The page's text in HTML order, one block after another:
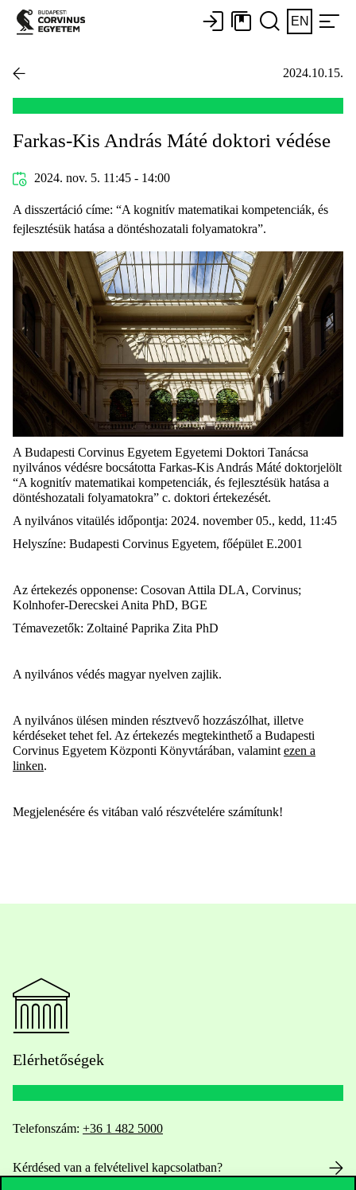
EN
2024.10.15.
Farkas-Kis András Máté doktori védése
2024. nov. 5. 11:45 - 14:00
A disszertáció címe: “A kognitív matematikai kompetenciák, és
fejlesztésük hatása a döntéshozatali folyamatokra”.
A Budapesti Corvinus Egyetem Egyetemi Doktori Tanácsa
nyilvános védésre bocsátotta Farkas-Kis András Máté doktorjelölt
“A kognitív matematikai kompetenciák, és fejlesztésük hatása a
döntéshozatali folyamatokra” c. doktori értekezését.
A nyilvános vitaülés időpontja: 2024. november 05., kedd, 11:45
Helyszíne: Budapesti Corvinus Egyetem, főépület E.2001
Az értekezés opponense: Cosovan Attila DLA, Corvinus;
Kolnhofer-Derecskei Anita PhD, BGE
Témavezetők: Zoltainé Paprika Zita PhD
A nyilvános védés magyar nyelven zajlik.
A nyilvános ülésen minden résztvevő hozzászólhat, illetve
kérdéseket tehet fel. Az értekezés megtekinthető a Budapesti
Corvinus Egyetem Központi Könyvtárában, valamint ezen a
linken.
Megjelenésére és vitában való részvételére számítunk!
Elérhetőségek
Telefonszám: +36 1 482 5000
Kérdésed van a felvételivel kapcsolatban?